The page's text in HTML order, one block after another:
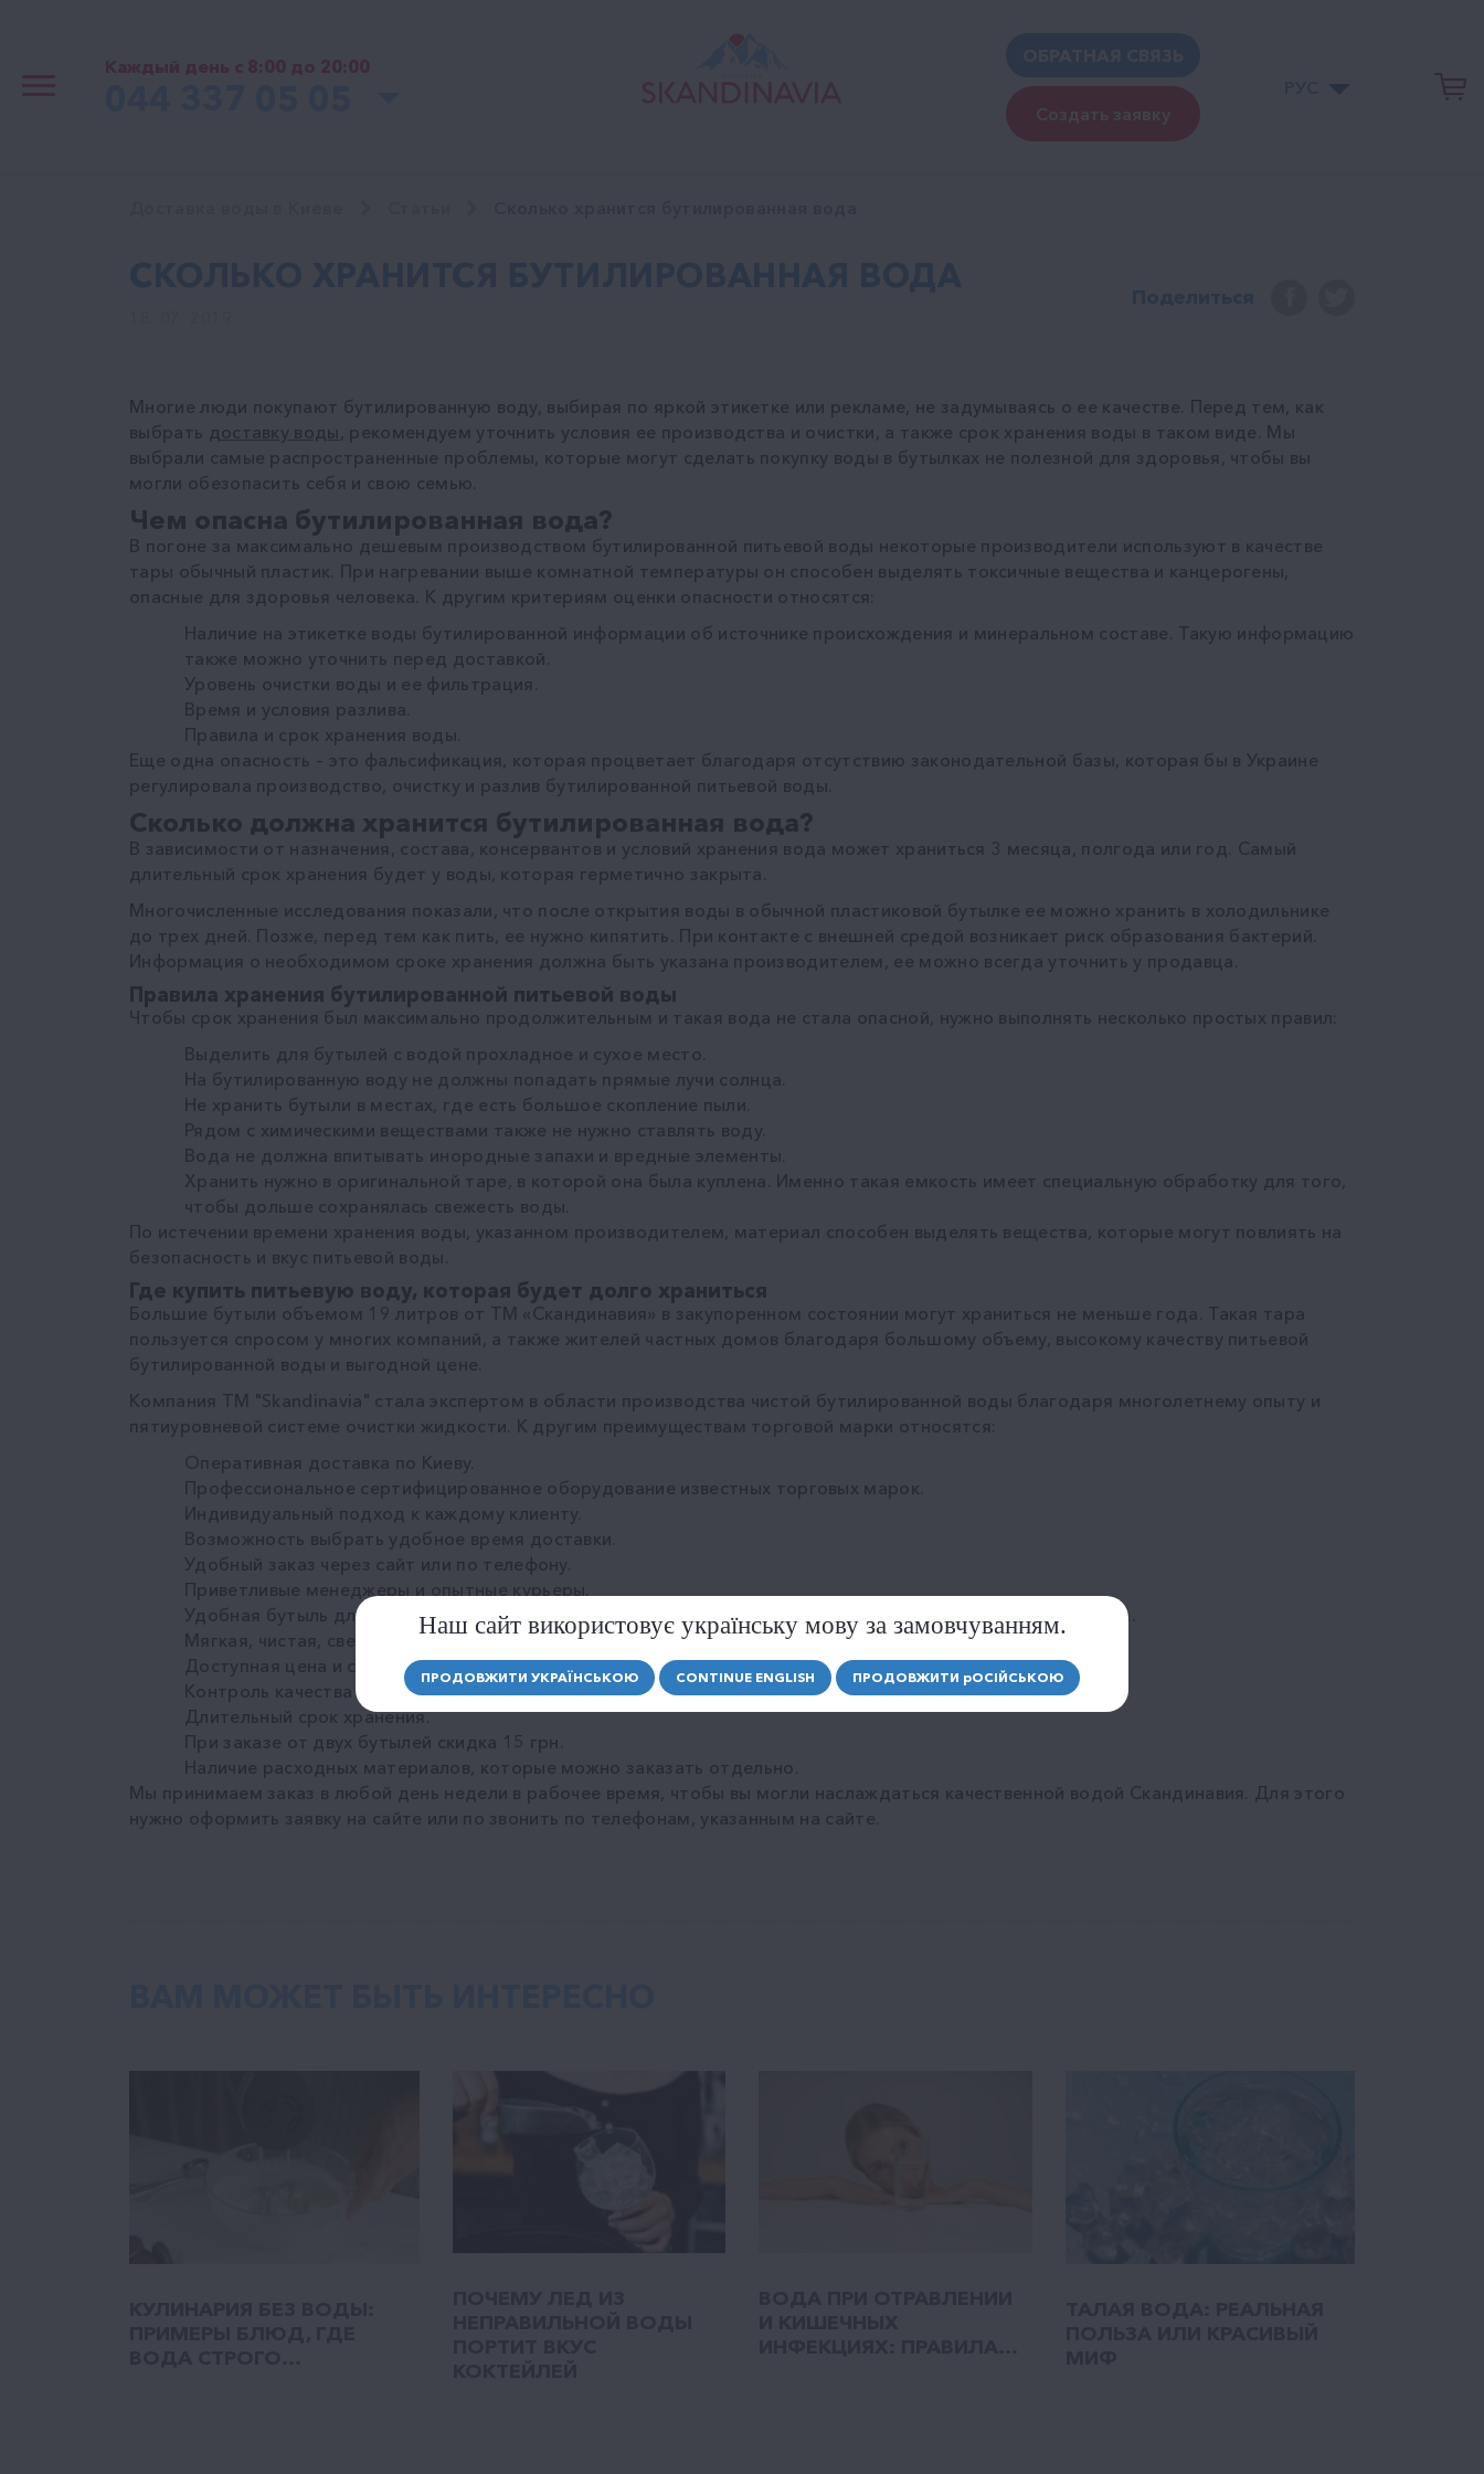
Каждый день с 8:00 до 20:00
Создать заявку
Многие люди покупают бутилированную воду, выбирая по яркой этикетке или рекламе, не задумываясь о ее качестве. Перед тем, как
выбрать доставку воды , рекомендуем уточнить условия ее производства и очистки, а также срок хранения воды в таком виде. Мы
выбрали самые распространенные проблемы, которые могут сделать покупку воды в бутылках не полезной для здоровья, чтобы вы
могли обезопасить себя и свою семью.
Чем опасна бутилированная вода?
В погоне за максимально дешевым производством бутилированной питьевой воды некоторые производители используют в качестве
тары обычный пластик. При нагревании выше комнатной температуры он способен выделять токсичные вещества и канцерогены,
опасные для здоровья человека. К другим критериям оценки опасности относятся:
Наличие на этикетке воды бутилированной информации об источнике происхождения и минеральном составе. Такую информацию
также можно уточнить перед доставкой.
Уровень очистки воды и ее фильтрация.
Время и условия разлива.
Правила и срок хранения воды.
Еще одна опасность – это фальсификация, которая процветает благодаря отсутствию законодательной базы, которая бы в Украине
регулировала производство, очистку и разлив бутилированной питьевой воды.
Сколько должна хранится бутилированная вода?
В зависимости от назначения, состава, консервантов и условий хранения вода может храниться 3 месяца, полгода или год. Самый
длительный срок хранения будет у воды, которая герметично закрыта.
Многочисленные исследования показали, что после открытия воды в обычной пластиковой бутылке ее можно хранить в холодильнике
до трех дней. Позже, перед тем как пить, ее нужно кипятить. При контакте с внешней средой возникает риск образования бактерий.
Информация о необходимом сроке хранения должна быть указана производителем, ее можно всегда уточнить у продавца.
Правила хранения бутилированной питьевой воды
Чтобы срок хранения был максимально продолжительным и такая вода не стала опасной, нужно выполнять несколько простых правил:
Выделить для бутылей с водой прохладное и сухое место.
На бутилированную воду не должны попадать прямые лучи солнца.
Не хранить бутыли в местах, где есть большое скопление пыли.
Рядом с химическими веществами также не нужно ставлять воду.
Вода не должна впитывать инородные запахи и вредные элементы.
Хранить нужно в оригинальной таре, в которой она была куплена. Именно такая емкость имеет специальную обработку для того,
чтобы дольше сохранялась свежесть воды.
По истечении времени хранения воды, указанном производителем, материал способен выделять вещества, которые могут повлиять на
безопасность и вкус питьевой воды.
Где купить питьевую воду, которая будет долго храниться
Большие бутыли объемом 19 литров от ТМ «Скандинавия» в закупоренном состоянии могут храниться не меньше года. Такая тара
пользуется спросом у многих компаний, а также жителей частных домов благодаря большому объему, высокому качеству питьевой
бутилированной воды и выгодной цене.
Компания ТМ "Skandinavia" стала экспертом в области производства чистой бутилированной воды благодаря многолетнему опыту и
пятиуровневой системе очистки жидкости. К другим преимуществам торговой марки относятся:
Оперативная доставка по Киеву.
Профессиональное сертифицированное оборудование известных торговых марок.
Индивидуальный подход к каждому клиенту.
Возможность выбрать удобное время доставки.
Удобный заказ через сайт или по телефону.
Приветливые менеджеры и опытные курьеры.
Удобная бутыль для использования в различных кулерах и диспенсерах фирменной воды ТМ Скандинавия.
Мягкая, чистая, свежая вода без запаха.
Доступная цена и скидки для постоянных покупателей.
Контроль качества производства и стерильный разлив воды.
Длительный срок хранения.
При заказе от двух бутылей скидка 15 грн.
Наличие расходных материалов, которые можно заказать отдельно.
Мы принимаем заказ в любой день недели в рабочее время, чтобы вы могли наслаждаться качественной водой Скандинавия. Для этого
нужно оформить заявку на сайте или по звонить по телефонам, указанным на сайте.
Наш сайт використовує українську мову за замовчуванням.
ПРОДОВЖИТИ УКРАЇНСЬКОЮ CONTINUE ENGLISH ПРОДОВЖИТИ рОСІЙСЬКОЮ